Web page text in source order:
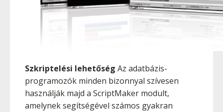
Szkriptelési lehetőség Az adatbázis-
programozók minden bizonnyal szívesen
használják majd a ScriptMaker modult,
amelynek segítségével számos gyakran